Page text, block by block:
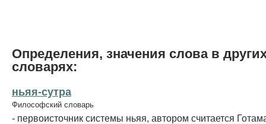
Определения, значения слова в
словарях:
ньяя-сутра
Философский словарь
- первоисточник системы ньяя, автором считается